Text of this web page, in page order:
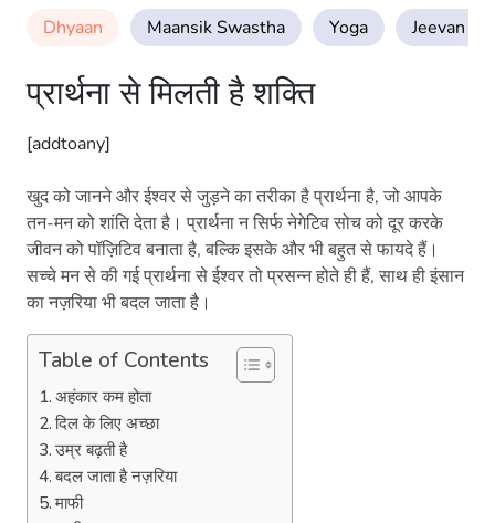
Dhyaan Maansik Swastha Yoga Jeevan
प्रार्थना से मिलती है शक्ति
[addtoany]
खुद को जानने और ईश्वर से जुड़ने का तरीका है प्रार्थना है, जो आपके
तन-मन को शांति देता है। प्रार्थना न सिर्फ नेगेटिव सोच को दूर करके
जीवन को पॉज़िटिव बनाता है, बल्कि इसके और भी बहुत से फायदे हैं।
सच्चे मन से की गई प्रार्थना से ईश्वर तो प्रसन्न होते ही हैं, साथ ही इंसान
का नज़रिया भी बदल जाता है।
Table of Contents
अहंकार कम होता
दिल के लिए अच्छा
उम्र बढ़ती है
बदल जाता है नज़रिया
माफी